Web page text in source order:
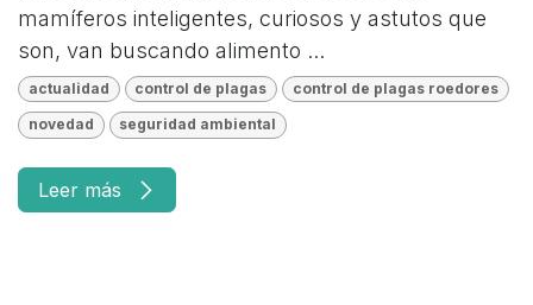
mamíferos inteligentes, curiosos y astutos que
son, van buscando alimento ...
actualidad control de plagas control de plagas roedores
novedad seguridad ambiental
Leer más